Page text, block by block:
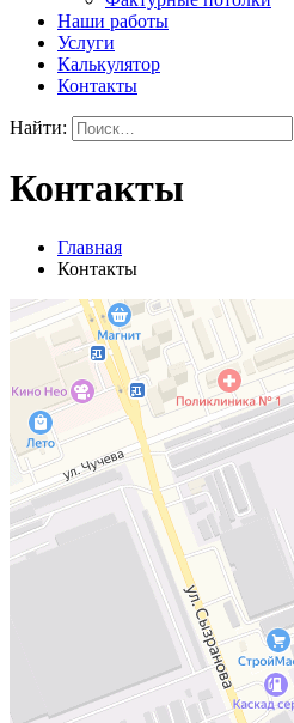
Наши работы
Услуги
Калькулятор
Контакты
Найти:
Контакты
Главная
Контакты